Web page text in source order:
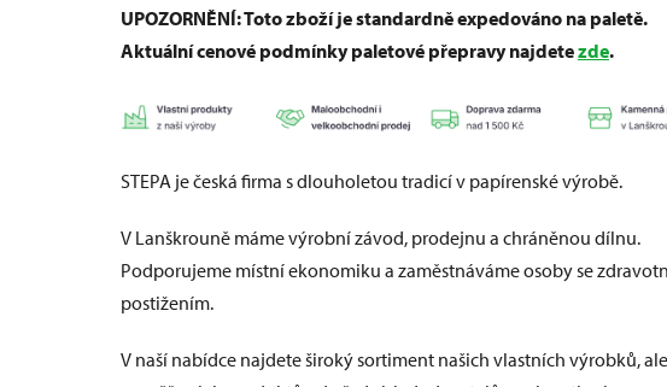
UPOZORNĚNÍ: Toto zboží je standardně expedováno na paletě.
Aktuální cenové podmínky paletové přepravy najdetezde.
STEPA je česká firma s dlouholetou tradicí v papírenské výrobě.
V Lanškrouně máme výrobní závod, prodejnu a chráněnou dílnu.
Podporujeme místní ekonomiku a zaměstnáváme osoby se
postižením.
V naší nabídce najdete široký sortiment našich vlastních výrobků,